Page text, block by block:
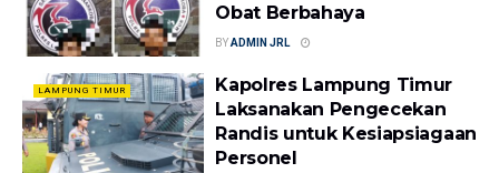
Obat Berbahaya
BYADMIN JRL
LAMPUNG TIMUR
Kapolres Lampung Timur
Laksanakan Pengecekan
Randis untuk Kesiapsiagaan
Personel